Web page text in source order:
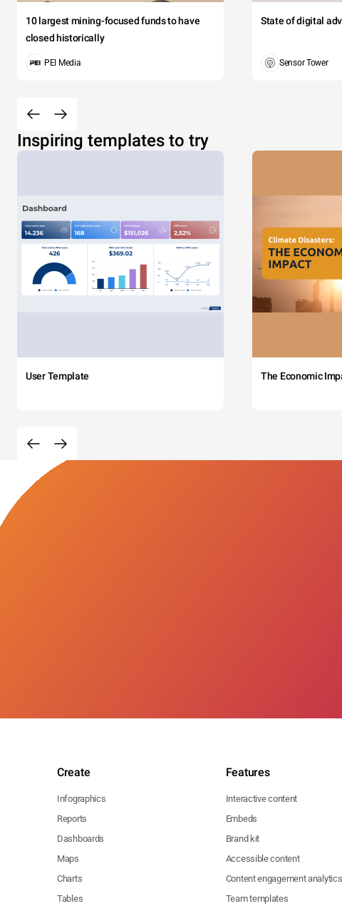
10 largest mining-focused funds to have
closed historically
PEI Media
State of digital
Sensor Tower
Inspiring templates to try
User Template The Economic
Create
Infographics
Reports
Dashboards
Maps
Charts
Tables
Features
Interactive content
Embeds
Brand kit
Accessible content
Content engagement analytics
Team templates